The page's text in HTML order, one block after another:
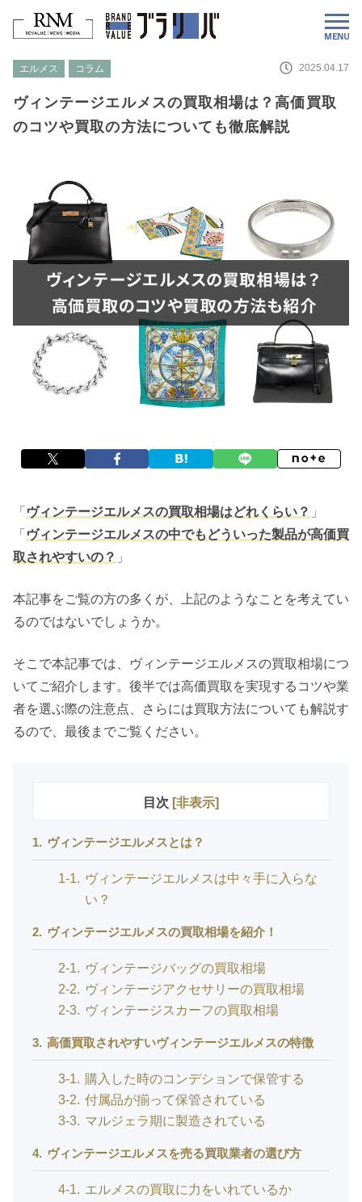
エルメス コラム 2025.04.17
ヴィンテージエルメスの買取相場は？高価買取
のコツや買取の方法についても徹底解説
「 ヴィンテージエルメスの買取相場はどれくらい？ 」
「 ヴィンテージエルメスの中でもどういった製品が高価買
取されやすいの？ 」
本記事をご覧の方の多くが、上記のようなことを考えてい
るのではないでしょうか。
そこで本記事では、ヴィンテージエルメスの買取相場につ
いてご紹介します。後半では高価買取を実現するコツや業
者を選ぶ際の注意点、さらには買取方法についても解説す
るので、最後までご覧ください。
目次 [非表示]
1 ヴィンテージエルメスとは？
1-1
ヴィンテージエルメスは中々手に入らな
い？
2 ヴィンテージエルメスの買取相場を紹介！
2-1
ヴィンテージバッグの買取相場
2-2
ヴィンテージアクセサリーの買取相場
2-3
ヴィンテージスカーフの買取相場
3 高価買取されやすいヴィンテージエルメスの特徴
3-1
購入した時のコンデションで保管する
3-2
付属品が揃って保管されている
3-3
マルジェラ期に製造されている
4 ヴィンテージエルメスを売る買取業者の選び方
4-1
エルメスの買取に力をいれているか